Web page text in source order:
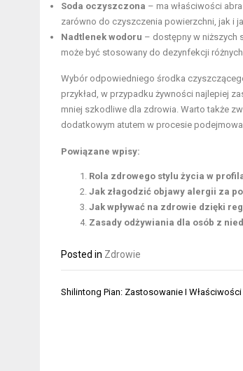
Soda oczyszczona – ma właściwości
zarówno do czyszczenia powierzchni, jak i
Nadtlenek wodoru – dostępny w niższych
może być stosowany do dezynfekcji
Wybór odpowiedniego środka
przykład, w przypadku żywności najlepiej
mniej szkodliwe dla zdrowia. Warto także
dodatkowym atutem w procesie
Powiązane wpisy:
Rola zdrowego stylu życia w
Jak złagodzić objawy alergii za
Jak wpływać na zdrowie dzięki
Zasady odżywiania dla osób z
Posted in Zdrowie
Nawigacja
Shilintong Pian: Zastosowanie I